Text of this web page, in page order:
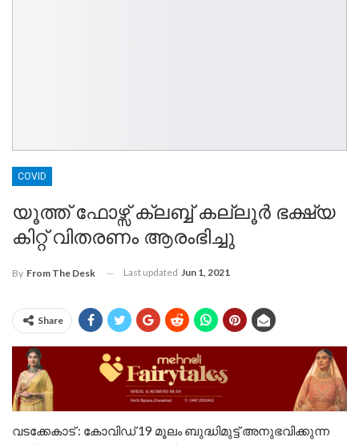
COVID
യൂത്ത് ഫോഴ്സ് ക്ലബ്ബ് കല്ലൂർ ഭക്ഷ്യ
കിറ്റ് വിതരണം ആരംഭിച്ചു
By From The Desk Last updated Jun 1, 2021
Share
വടക്കേകാട് : കോവിഡ് 19 മൂലം ബുദ്ധിമുട്ട് അനുഭവിക്കുന്ന